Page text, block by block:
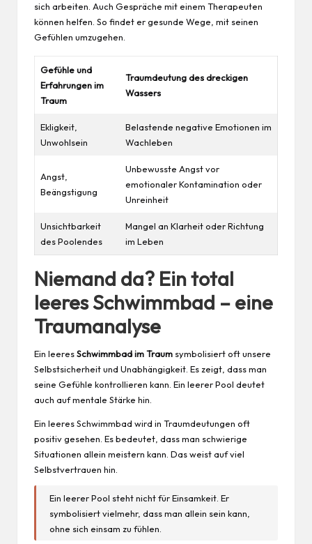
sich arbeiten. Auch Gespräche mit einem Therapeuten
können helfen. So findet er gesunde Wege, mit seinen
Gefühlen umzugehen.
Gefühle und
Erfahrungen im
Traum
Traumdeutung des dreckigen
Wassers
Ekligkeit,
Unwohlsein
Belastende negative Emotionen im
Wachleben
Angst,
Beängstigung
Unbewusste Angst vor
emotionaler Kontamination oder
Unreinheit
Unsichtbarkeit
des Poolendes
Mangel an Klarheit oder Richtung
im Leben
Niemand da? Ein total
leeres Schwimmbad – eine
Traumanalyse
Ein leeresSchwimmbad im Traum symbolisiert oft unsere
Selbstsicherheit und Unabhängigkeit. Es zeigt, dass man
seine Gefühle kontrollieren kann. Ein leerer Pool deutet
auch auf mentale Stärke hin.
Ein leeres Schwimmbad wird in Traumdeutungen oft
positiv gesehen. Es bedeutet, dass man schwierige
Situationen allein meistern kann. Das weist auf viel
Selbstvertrauen hin.
Ein leerer Pool steht nicht für Einsamkeit. Er
symbolisiert vielmehr, dass man allein sein kann,
ohne sich einsam zu fühlen.